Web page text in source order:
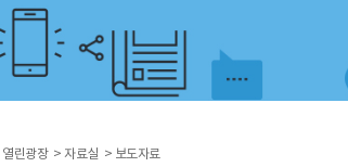
열린광장 > 자료실 > 보도자료